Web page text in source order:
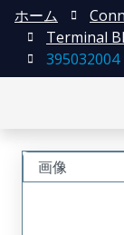
ホーム
Terminal
395032004
画像